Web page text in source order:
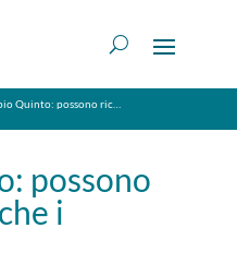
possono richiederlo anche i pensionati?
possono
i